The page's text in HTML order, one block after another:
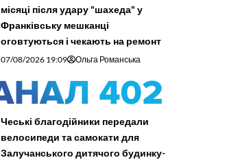
місяці після удару "шахеда" у
Франківську мешканці
оговтуються і чекають на ремонт
07/08/2026 19:09 Ольга Романська
Чеські благодійники передали
велосипеди та самокати для
Залучанського дитячого будинку-